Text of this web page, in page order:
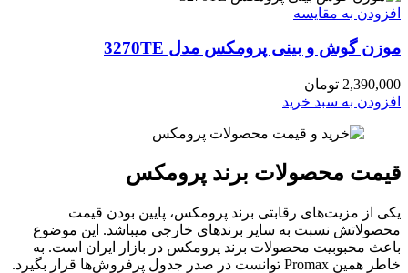
افزودن به مقایسه
موزن گوش و بینی پرومکس مدل 3270TE
2,390,000 تومان
افزودن به سبد خرید
قیمت محصولات برند پرومکس
یکی از مزیت‌های رقابتی برند پرومکس، پایین بودن قیمت
محصولاتش نسبت به سایر برندهای خارجی میباشد. این موضوع
باعث محبوبیت محصولات برند پرومکس در بازار ایران است. به
خاطر همین Promax توانست در صدر جدول پرفروش‌ها قرار بگیرد.